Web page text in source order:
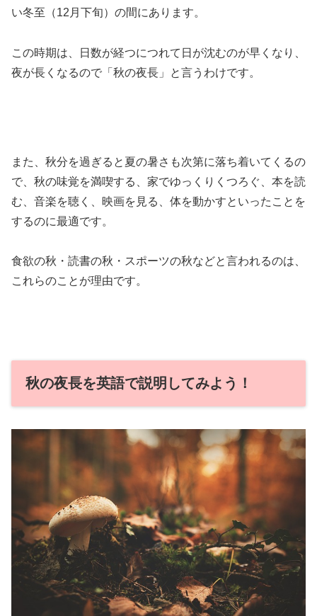
い冬至（12月下旬）の間にあります。
この時期は、日数が経つにつれて日が沈むのが早くなり、
夜が長くなるので「秋の夜長」と言うわけです。
また、秋分を過ぎると夏の暑さも次第に落ち着いてくるの
で、秋の味覚を満喫する、家でゆっくりくつろぐ、本を読
む、音楽を聴く、映画を見る、体を動かすといったことを
するのに最適です。
食欲の秋・読書の秋・スポーツの秋などと言われるのは、
これらのことが理由です。
秋の夜長を英語で説明してみよう！